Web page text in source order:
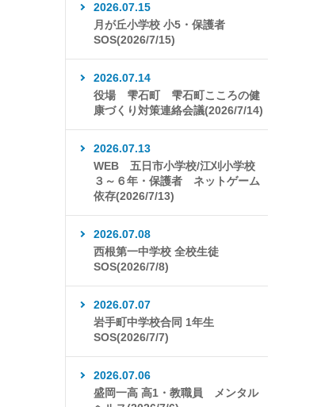
2026.07.15
月が丘小学校 小5・保護者
SOS(2026/7/15)
2026.07.14
役場 雫石町 雫石町こころの健
康づくり対策連絡会議(2026/7/14)
2026.07.13
WEB 五日市小学校/江刈小学校
３～６年・保護者 ネットゲーム
依存(2026/7/13)
2026.07.08
西根第一中学校 全校生徒
SOS(2026/7/8)
2026.07.07
岩手町中学校合同 1年生
SOS(2026/7/7)
2026.07.06
盛岡一高 高1・教職員 メンタル